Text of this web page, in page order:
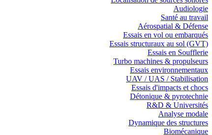
Audiologie
Santé au travail
Aérospatial & Défense
Essais en vol ou embarqués
Essais structuraux au sol (GVT)
Essais en Soufflerie
Turbo machines & propulseurs
Essais environnementaux
UAV / UAS / Stabilisation
Essais d'impacts et chocs
Détonique & pyrotechnie
R&D & Universités
Analyse modale
Dynamique des structures
Biomécanique